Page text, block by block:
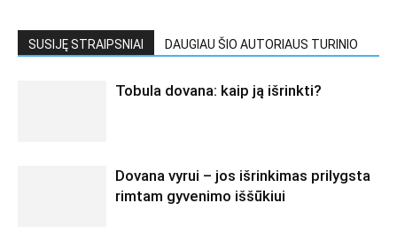
SUSIJĘ STRAIPSNIAI DAUGIAU ŠIO AUTORIAUS TURINIO
Tobula dovana: kaip ją išrinkti?
Dovana vyrui – jos išrinkimas prilygsta
rimtam gyvenimo iššūkiui